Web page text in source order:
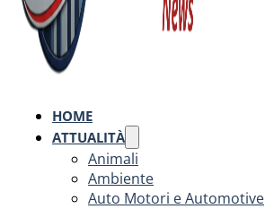
HOME
ATTUALITÀ
Animali
Ambiente
Auto Motori e Automotive